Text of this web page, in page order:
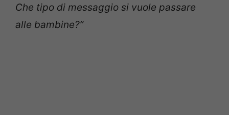
Che tipo di messaggio si vuole passare
alle bambine?”